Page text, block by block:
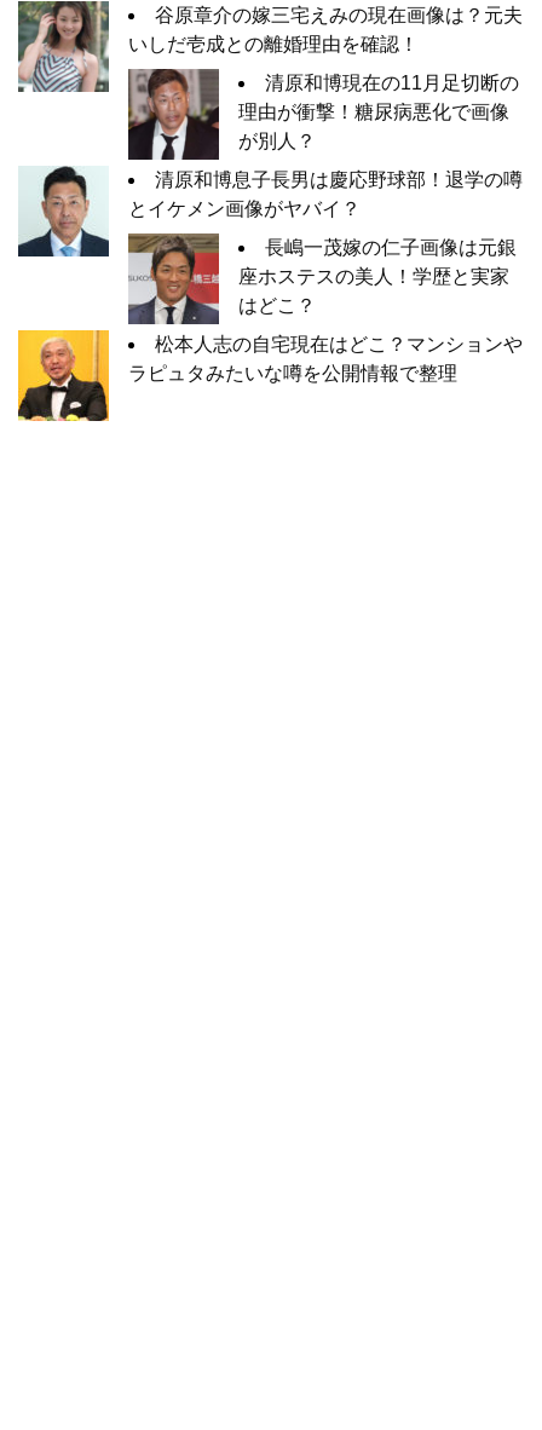
谷原章介の嫁三宅えみの現在画像は？元夫
いしだ壱成との離婚理由を確認！
清原和博現在の11月足切断の
理由が衝撃！糖尿病悪化で画像
が別人？
清原和博息子長男は慶応野球部！退学の噂
とイケメン画像がヤバイ？
長嶋一茂嫁の仁子画像は元銀
座ホステスの美人！学歴と実家
はどこ？
松本人志の自宅現在はどこ？マンションや
ラピュタみたいな噂を公開情報で整理